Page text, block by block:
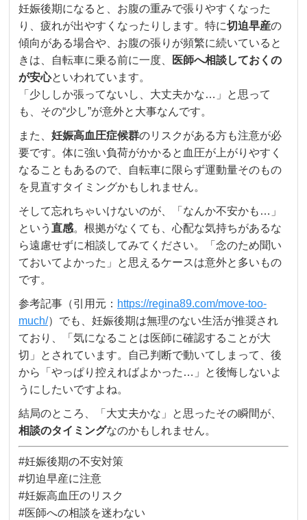
妊娠後期になると、お腹の重みで張りやすくなった
り、疲れが出やすくなったりします。特に切迫早産の
傾向がある場合や、お腹の張りが頻繁に続いていると
きは、自転車に乗る前に一度、
医師へ相談しておくの
が安心といわれています。
「少ししか張ってないし、大丈夫かな…」と思って
も、その“少し”が意外と大事なんです。
また、妊娠高血圧症候群のリスクがある方も注意が必
要です。体に強い負荷がかかると血圧が上がりやすく
なることもあるので、自転車に限らず運動量そのもの
を見直すタイミングかもしれません。
そして忘れちゃいけないのが、「なんか不安かも…」
という直感。根拠がなくても、心配な気持ちがあるな
ら遠慮せずに相談してみてください。「念のため聞い
ておいてよかった」と思えるケースは意外と多いもの
です。
参考記事（引用元： https://regina89.com/move-too-
much/）でも、妊娠後期は無理のない生活が推奨され
ており、「気になることは医師に確認することが大
切」とされています。自己判断で動いてしまって、後
から「やっぱり控えればよかった…」と後悔しないよ
うにしたいですよね。
結局のところ、「大丈夫かな」と思ったその瞬間が、
相談のタイミングなのかもしれません。
#妊娠後期の不安対策
#切迫早産に注意
#妊娠高血圧のリスク
#医師への相談を迷わない